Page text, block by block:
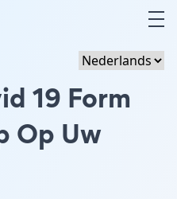
19 Form
Op Uw